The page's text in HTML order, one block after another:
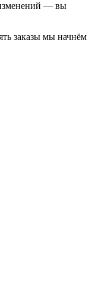
изменений — вы
заказы мы начнём